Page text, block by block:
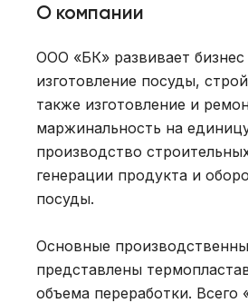
О компании
ООО «БК» развивает
изготовление посуды,
также изготовление и
маржинальность на
производство
генерации продукта и
посуды.
Основные
представлены
объема переработки. Всего